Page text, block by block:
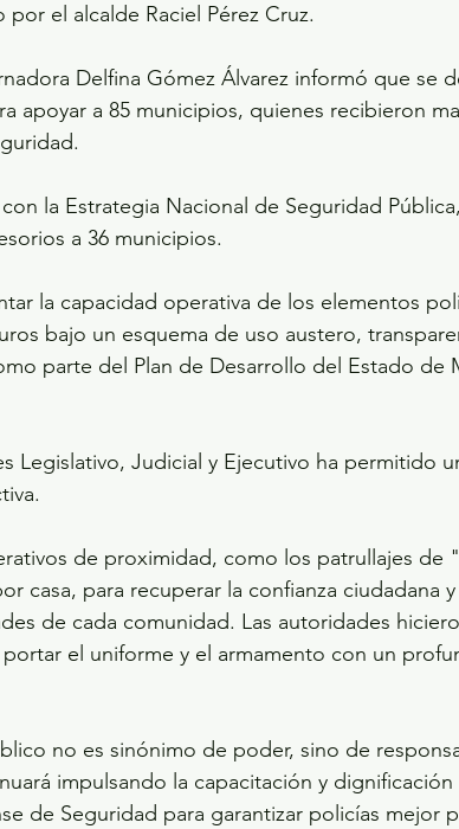
el alcalde Raciel Pérez Cruz.
Delfina Gómez Álvarez informó que se
apoyar a 85 municipios, quienes recibieron
la Estrategia Nacional de Seguridad
a 36 municipios.
bajo un esquema de uso austero,
parte del Plan de Desarrollo del Estado de
Legislativo, Judicial y Ejecutivo ha permitido
de proximidad, como los patrullajes de
casa, para recuperar la confianza ciudadana
de cada comunidad. Las autoridades
el uniforme y el armamento con un
no es sinónimo de poder, sino de
impulsando la capacitación y dignificación
de Seguridad para garantizar policías mejor